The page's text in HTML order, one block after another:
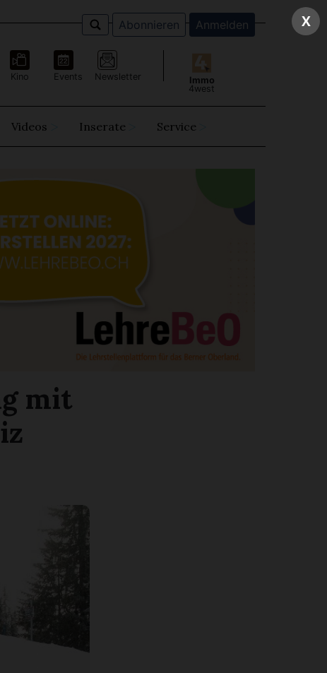
Abonnieren Anmelden
Kino Events Newsletter
Immo
4west
Videos Inserate Service
mit
X